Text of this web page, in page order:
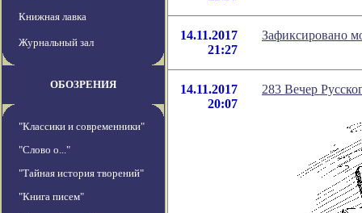
Книжная лавка
Журнальный зал
ОБОЗРЕНИЯ
"Классики и современники"
"Слово о..."
"Тайная история творений"
"Книга писем"
14.11.2017
21:27
Зафиксировано
14.11.2017
20:07
283 Вечер